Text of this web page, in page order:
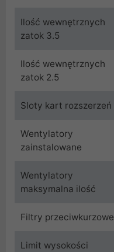
Ilość wewnętrznych
zatok 3.5
Ilość wewnętrznych
zatok 2.5
Sloty kart rozszerzeń
Wentylatory
zainstalowane
Wentylatory
maksymalna ilość
Filtry przeciwkurzowe
Limit wysokości